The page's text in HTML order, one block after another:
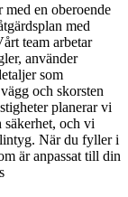
en oberoende
med
team arbetar
använder
som
och skorsten
planerar vi
och vi
När du fyller i
är anpassat till din